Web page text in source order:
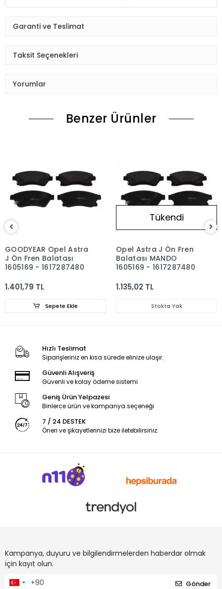
Garanti ve Teslimat
Taksit Seçenekleri
Yorumlar
Benzer Ürünler
GOODYEAR Opel Astra
J Ön Fren Balatası
1605169 - 1617287480
1.401,79 TL
Sepete Ekle
Tükendi
Opel Astra J Ön Fren
Balatası MANDO
1605169 - 1617287480
1.135,02 TL
Stokta Yok
Hızlı Teslimat
Siparişleriniz en kısa sürede elinize ulaşır.
Güvenli Alışveriş
Güvenli ve kolay ödeme sistemi
Geniş Ürün Yelpazesi
Binlerce ürün ve kampanya seçeneği
7 / 24 DESTEK
Öneri ve şikayetlerinizi bize iletebilirsiniz.
Kampanya, duyuru ve bilgilendirmelerden haberdar olmak
için kayıt olun.
Gönder